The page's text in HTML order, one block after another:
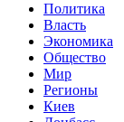
Политика
Власть
Экономика
Общество
Мир
Регионы
Киев